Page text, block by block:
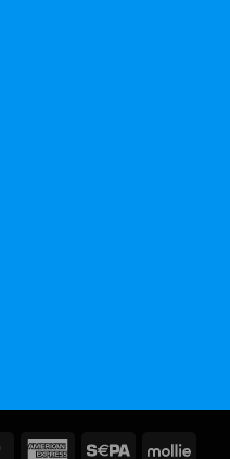
MasterCardAmerican Sepa Mollie